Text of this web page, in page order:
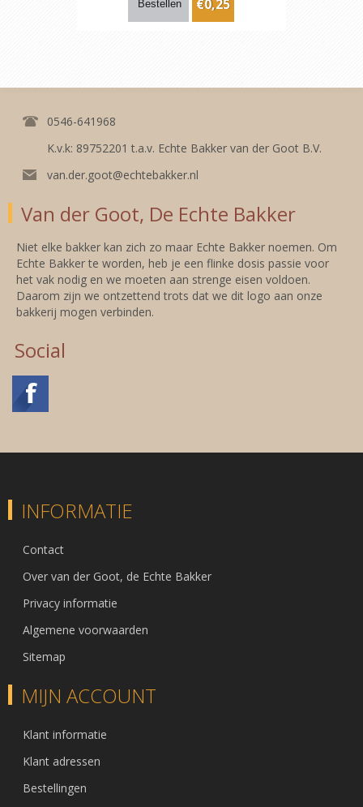
€0,25
0546-641968
K.v.k: 89752201 t.a.v. Echte Bakker van der Goot B.V.
van.der.goot@echtebakker.nl
Van der Goot, De Echte Bakker
Niet elke bakker kan zich zo maar Echte Bakker noemen. Om
Echte Bakker te worden, heb je een flinke dosis passie voor
het vak nodig en we moeten aan strenge eisen voldoen.
Daarom zijn we ontzettend trots dat we dit logo aan onze
bakkerij mogen verbinden.
Social
INFORMATIE
Contact
Over van der Goot, de Echte Bakker
Privacy informatie
Algemene voorwaarden
Sitemap
MIJN ACCOUNT
Klant informatie
Klant adressen
Bestellingen